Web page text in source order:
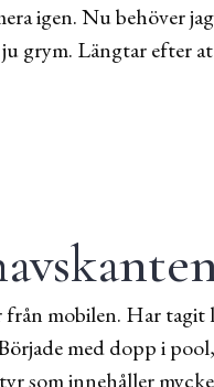
igen. Nu behöver
grym. Längtar efter
mobilen. Har
med dopp i
som innehåller